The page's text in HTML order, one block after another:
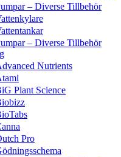
– Diverse Tillbehör
– Diverse Tillbehör
Nutrients
Plant Science
Pro